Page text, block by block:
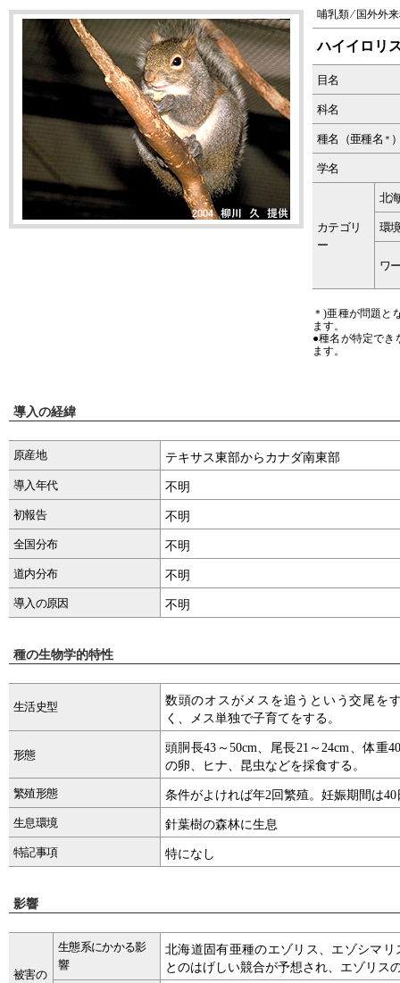
哺乳類 ⁄ 国外外
ハイイロリ
目名
科名
種名（亜種名 ＊
学名
カテゴリ
ー
北
環
ワ
＊)亜種が問題と
ます。
●種名が特定でき
ます。
導入の経緯
原産地 テキサス東部からカナダ南東部
導入年代 不明
初報告 不明
全国分布 不明
道内分布 不明
導入の原因 不明
種の生物学的特性
生活史型
数頭のオスがメスを追うという交尾を
く、メス単独で子育てをする。
形態
頭胴長43～50cm、尾長21～24cm、体重
の卵、ヒナ、昆虫などを採食する。
繁殖形態 条件がよければ年2回繁殖。妊娠期間は
生息環境 針葉樹の森林に生息
特記事項 特になし
影響
被害の
生態系にかかる影
響
北海道固有亜種のエゾリス、エゾシマ
とのはげしい競合が予想され、エゾリス